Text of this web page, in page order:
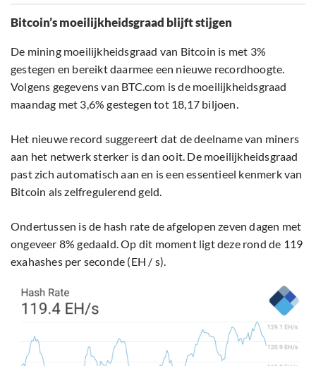
Bitcoin’s moeilijkheidsgraad blijft stijgen
De mining moeilijkheidsgraad van Bitcoin is met 3%
gestegen en bereikt daarmee een nieuwe recordhoogte.
Volgens gegevens van BTC.com is de moeilijkheidsgraad
maandag met 3,6% gestegen tot 18,17 biljoen.
Het nieuwe record suggereert dat de deelname van miners
aan het netwerk sterker is dan ooit. De moeilijkheidsgraad
past zich automatisch aan en is een essentieel kenmerk van
Bitcoin als zelfregulerend geld.
Ondertussen is de hash rate de afgelopen zeven dagen met
ongeveer 8% gedaald. Op dit moment ligt deze rond de 119
exahashes per seconde (EH / s).